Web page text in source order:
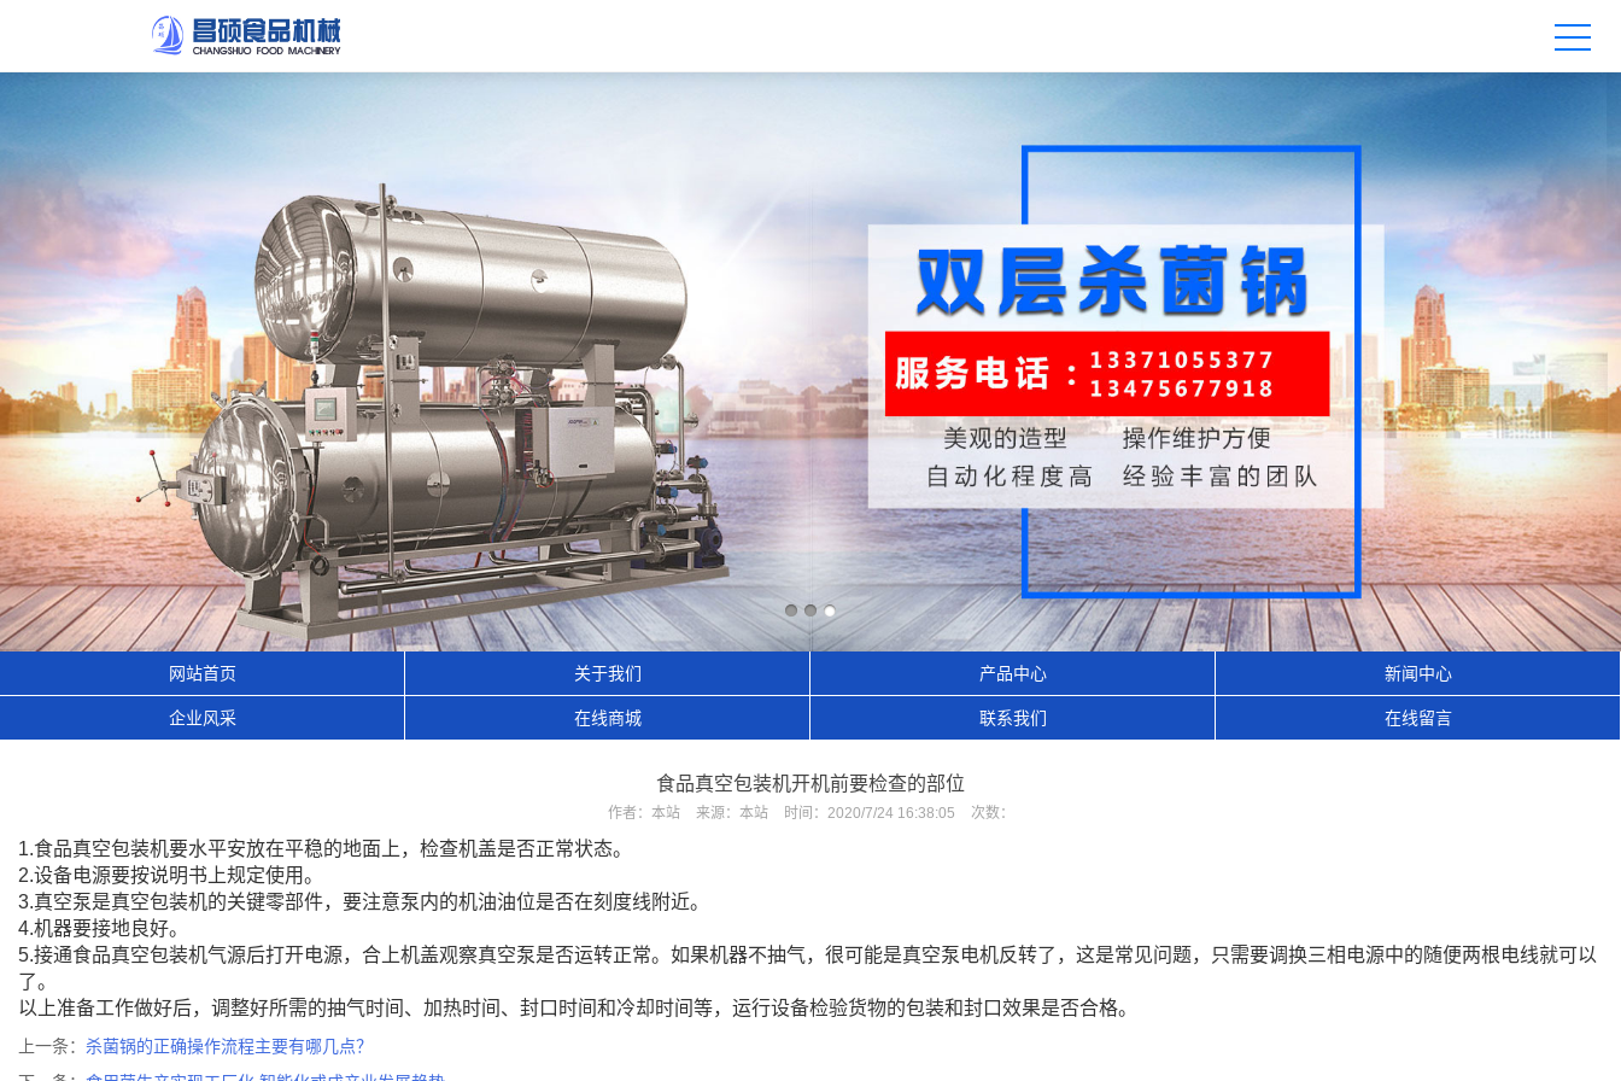
网站首页 关于我们 产品中心 新闻中心
企业风采 在线商城 联系我们 在线留言
食品真空包装机开机前要检查的部位
作者： 本站 来源： 本站 时间： 2020/7/24 16:38:05 次数：
1.食品真空包装机要水平安放在平稳的地面上，检查机盖是否正常状态。
2.设备电源要按说明书上规定使用。
3.真空泵是真空包装机的关键零部件，要注意泵内的机油油位是否在刻度线附近。
4.机器要接地良好。
5.接通食品真空包装机气源后打开电源，合上机盖观察真空泵是否运转正常。如果机器不抽气，很可能是真空泵电机反转了，这是常见问题，只需要调换三相电源中的随便两根电线就可以
了。
以上准备工作做好后，调整好所需的抽气时间、加热时间、封口时间和冷却时间等，运行设备检验货物的包装和封口效果是否合格。
上一条： 杀菌锅的正确操作流程主要有哪几点？